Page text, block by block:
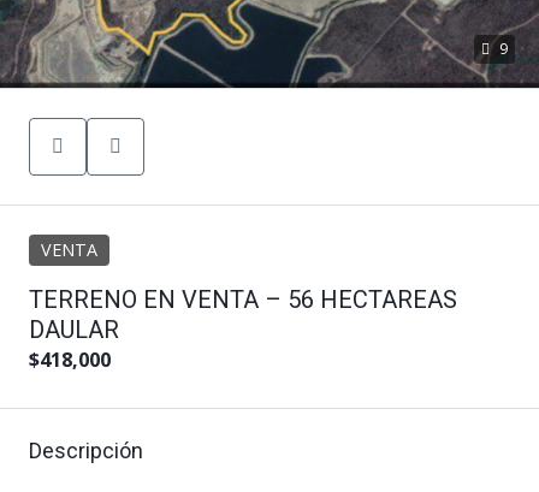
9
VENTA
TERRENO EN VENTA – 56 HECTAREAS
DAULAR
$418,000
Descripción